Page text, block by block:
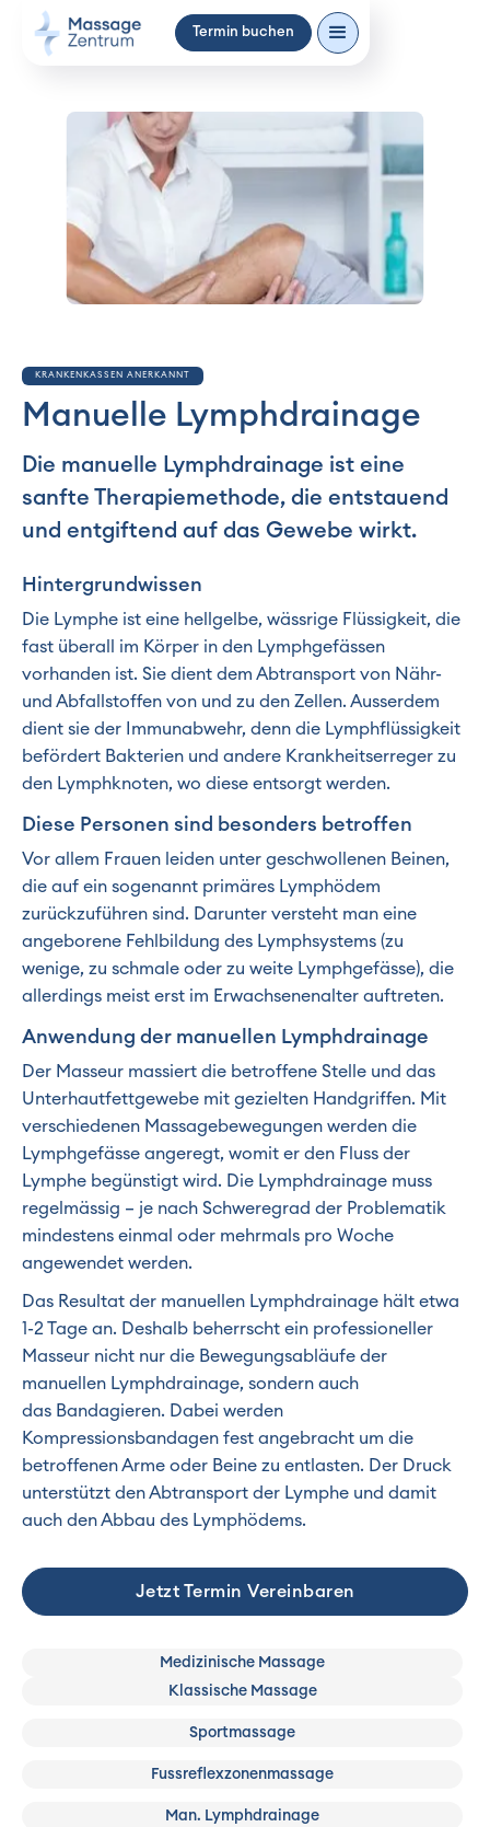
Termin buchen
KRANKENKASSEN ANERKANNT
Manuelle Lymphdrainage
Die manuelle Lymphdrainage ist eine
sanfte Therapiemethode, die entstauend
und entgiftend auf das Gewebe wirkt.
Hintergrundwissen
Die Lymphe ist eine hellgelbe, wässrige Flüssigkeit, die
fast überall im Körper in den Lymphgefässen
vorhanden ist. Sie dient dem Abtransport von Nähr-
und Abfallstoffen von und zu den Zellen. Ausserdem
dient sie der Immunabwehr, denn die Lymphflüssigkeit
befördert Bakterien und andere Krankheitserreger zu
den Lymphknoten, wo diese entsorgt werden.
Diese Personen sind besonders betroffen
Vor allem Frauen leiden unter geschwollenen Beinen,
die auf ein sogenannt primäres Lymphödem
zurückzuführen sind. Darunter versteht man eine
angeborene Fehlbildung des Lymphsystems (zu
wenige, zu schmale oder zu weite Lymphgefässe), die
allerdings meist erst im Erwachsenenalter auftreten.
Anwendung der manuellen Lymphdrainage
Der Masseur massiert die betroffene Stelle und das
Unterhautfettgewebe mit gezielten Handgriffen. Mit
verschiedenen Massagebewegungen werden die
Lymphgefässe angeregt, womit er den Fluss der
Lymphe begünstigt wird. Die Lymphdrainage muss
regelmässig – je nach Schweregrad der Problematik
mindestens einmal oder mehrmals pro Woche
angewendet werden.
Das Resultat der manuellen Lymphdrainage hält etwa
1-2 Tage an. Deshalb beherrscht ein professioneller
Masseur nicht nur die Bewegungsabläufe der
manuellen Lymphdrainage, sondern auch
das Bandagieren. Dabei werden
Kompressionsbandagen fest angebracht um die
betroffenen Arme oder Beine zu entlasten. Der Druck
unterstützt den Abtransport der Lymphe und damit
auch den Abbau des Lymphödems.
Jetzt Termin Vereinbaren
Medizinische Massage
Klassische Massage
Sportmassage
Fussreflexzonenmassage
Man. Lymphdrainage